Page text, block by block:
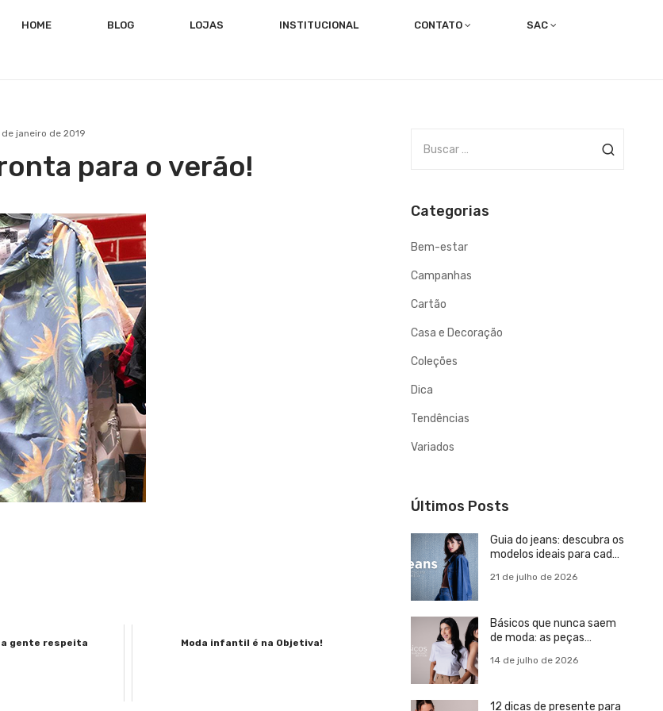
HOME BLOG LOJAS INSTITUCIONAL CONTATO SAC
janeiro de 2019
para o verão!
a gente respeita Moda infantil é na Objetiva!
a
p
o
Categorias
Bem-estar
Campanhas
Cartão
Casa e Decoração
Coleções
Dica
Tendências
Variados
Últimos Posts
Guia do jeans: descubra os
modelos ideais para cada
21 de julho de 2026
Básicos que nunca saem
de moda: as peças
guarda-roupa versátil
14 de julho de 2026
12 dicas de presente para